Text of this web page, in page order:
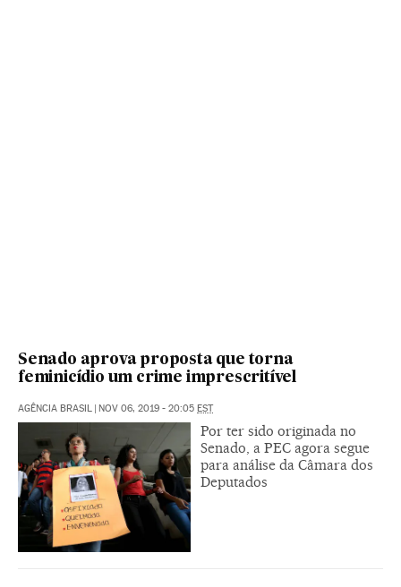
Senado aprova proposta que torna
feminicídio um crime imprescritível
AGÊNCIA BRASIL NOV 06, 2019 - 20:05 EST
Por ter sido originada no
Senado, a PEC agora segue
para análise da Câmara dos
Deputados